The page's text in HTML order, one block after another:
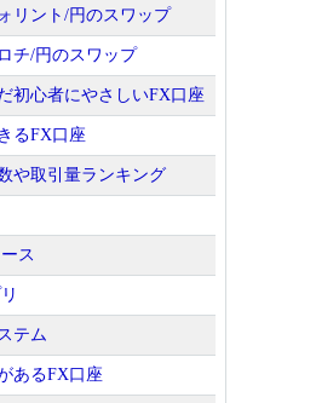
リント/円のスワップ
チ/円のスワップ
初心者にやさしいFX口座
るFX口座
や取引量ランキング
ス
テム
あるFX口座